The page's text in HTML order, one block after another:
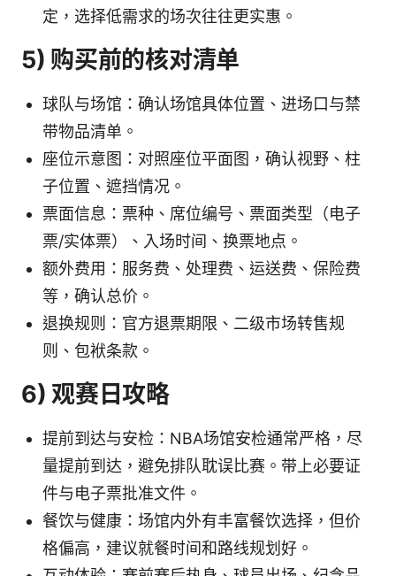
定，选择低需求的场次往往更实惠。
5) 购买前的核对清单
球队与场馆：确认场馆具体位置、进场口与禁
带物品清单。
座位示意图：对照座位平面图，确认视野、柱
子位置、遮挡情况。
票面信息：票种、席位编号、票面类型（电子
票/实体票）、入场时间、换票地点。
额外费用：服务费、处理费、运送费、保险费
等，确认总价。
退换规则：官方退票期限、二级市场转售规
则、包袱条款。
6) 观赛日攻略
提前到达与安检：NBA场馆安检通常严格，尽
量提前到达，避免排队耽误比赛。带上必要证
件与电子票批准文件。
餐饮与健康：场馆内外有丰富餐饮选择，但价
格偏高，建议就餐时间和路线规划好。